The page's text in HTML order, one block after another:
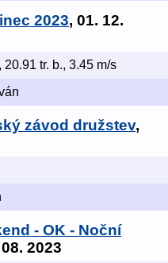
2023, 01. 12.
20.91 tr. b., 3.45 m/s
závod družstev,
- OK - Noční
2023